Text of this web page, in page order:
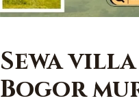
Sewa
Bogor